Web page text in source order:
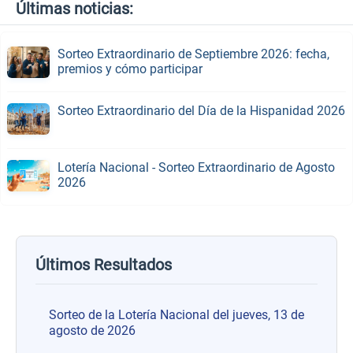
Últimas noticias:
Sorteo Extraordinario de Septiembre 2026: fecha,
premios y cómo participar
Sorteo Extraordinario del Día de la Hispanidad 2026
Lotería Nacional - Sorteo Extraordinario de Agosto
2026
Últimos Resultados
Sorteo de la Lotería Nacional del jueves, 13 de
agosto de 2026